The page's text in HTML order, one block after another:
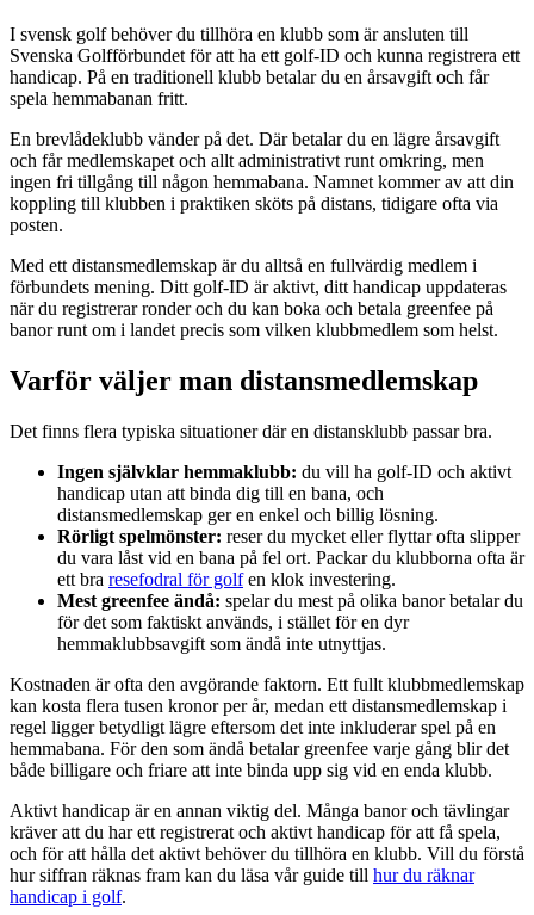
I svensk golf behöver du tillhöra en klubb som är ansluten till
Svenska Golfförbundet för att ha ett golf-ID och kunna registrera ett
handicap. På en traditionell klubb betalar du en årsavgift och får
spela hemmabanan fritt.
En brevlådeklubb vänder på det. Där betalar du en lägre årsavgift
och får medlemskapet och allt administrativt runt omkring, men
ingen fri tillgång till någon hemmabana. Namnet kommer av att din
koppling till klubben i praktiken sköts på distans, tidigare ofta via
posten.
Med ett distansmedlemskap är du alltså en fullvärdig medlem i
förbundets mening. Ditt golf-ID är aktivt, ditt handicap uppdateras
när du registrerar ronder och du kan boka och betala greenfee på
banor runt om i landet precis som vilken klubbmedlem som helst.
Varför väljer man distansmedlemskap
Det finns flera typiska situationer där en distansklubb passar bra.
Ingen självklar hemmaklubb: du vill ha golf-ID och aktivt
handicap utan att binda dig till en bana, och
distansmedlemskap ger en enkel och billig lösning.
Rörligt spelmönster: reser du mycket eller flyttar ofta slipper
du vara låst vid en bana på fel ort. Packar du klubborna ofta är
ett bra resefodral för golfen klok investering.
Mest greenfee ändå: spelar du mest på olika banor betalar du
för det som faktiskt används, i stället för en dyr
hemmaklubbsavgift som ändå inte utnyttjas.
Kostnaden är ofta den avgörande faktorn. Ett fullt klubbmedlemskap
kan kosta flera tusen kronor per år, medan ett distansmedlemskap i
regel ligger betydligt lägre eftersom det inte inkluderar spel på en
hemmabana. För den som ändå betalar greenfee varje gång blir det
både billigare och friare att inte binda upp sig vid en enda klubb.
Aktivt handicap är en annan viktig del. Många banor och tävlingar
kräver att du har ett registrerat och aktivt handicap för att få spela,
och för att hålla det aktivt behöver du tillhöra en klubb. Vill du förstå
hur siffran räknas fram kan du läsa vår guide till hur du räknar
handicap i golf.